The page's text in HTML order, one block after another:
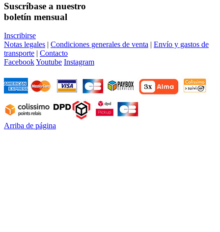
Suscríbase a nuestro
boletín mensual
Inscribirse
Notas legales | Condiciones generales de venta | Envío y gastos de
transporte | Contacto
FacebookYoutube Instagram
Arriba de página